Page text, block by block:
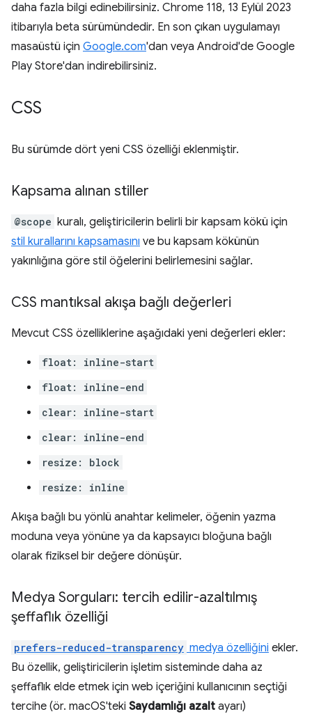
daha fazla bilgi edinebilirsiniz. Chrome 118, 13 Eylül 2023
itibarıyla beta sürümündedir. En son çıkan uygulamayı
masaüstü için Google.com'dan veya Android'de Google
Play Store'dan indirebilirsiniz.
CSS
Bu sürümde dört yeni CSS özelliği eklenmiştir.
Kapsama alınan stiller
@scope kuralı, geliştiricilerin belirli bir kapsam kökü için
stil kurallarını kapsamasını ve bu kapsam kökünün
yakınlığına göre stil öğelerini belirlemesini sağlar.
CSS mantıksal akışa bağlı değerleri
Mevcut CSS özelliklerine aşağıdaki yeni değerleri ekler:
float: inline-start
float: inline-end
clear: inline-start
clear: inline-end
resize: block
resize: inline
Akışa bağlı bu yönlü anahtar kelimeler, öğenin yazma
moduna veya yönüne ya da kapsayıcı bloğuna bağlı
olarak fiziksel bir değere dönüşür.
Medya Sorguları: tercih edilir-azaltılmış
şeffaflık özelliği
prefers-reduced-transparency medya özelliğini ekler.
Bu özellik, geliştiricilerin işletim sisteminde daha az
şeffaflık elde etmek için web içeriğini kullanıcının seçtiği
tercihe (ör. macOS'teki Saydamlığı azalt ayarı)